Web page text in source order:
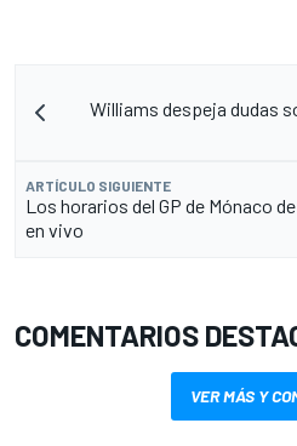
Williams despeja dudas
ARTÍCULO SIGUIENTE
Los horarios del GP de Mónaco
en vivo
COMENTARIOS
VER MÁS Y